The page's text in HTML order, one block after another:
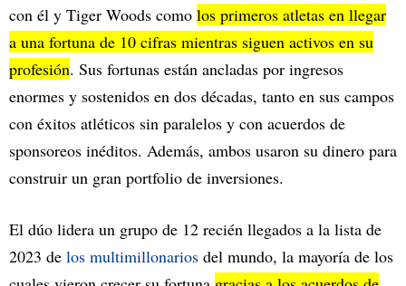
con él y Tiger Woods como los primeros atletas en llegar
a una fortuna de 10 cifras mientras siguen activos en su
profesión. Sus fortunas están ancladas por ingresos
enormes y sostenidos en dos décadas, tanto en sus campos
con éxitos atléticos sin paralelos y con acuerdos de
sponsoreos inéditos. Además, ambos usaron su dinero para
construir un gran portfolio de inversiones.
El dúo lidera un grupo de 12 recién llegados a la lista de
2023 de los multimillonarios del mundo, la mayoría de los